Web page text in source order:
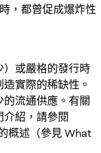
，都曾促成爆炸性
）或嚴格的發行時
實際的稀缺性。
流通供應。有關
紹，請參閱
概述（參見 What